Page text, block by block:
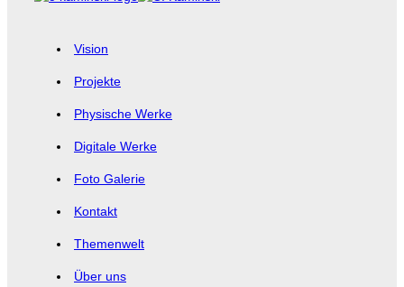
Vision
Projekte
Physische Werke
Digitale Werke
Foto Galerie
Kontakt
Themenwelt
Über uns